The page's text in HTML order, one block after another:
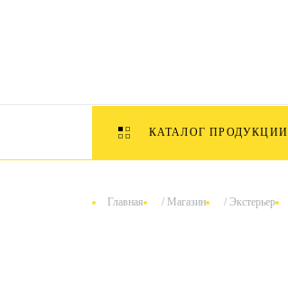
КАТАЛОГ ПРОДУКЦИИ
Главная / Магазин / Экстерьер